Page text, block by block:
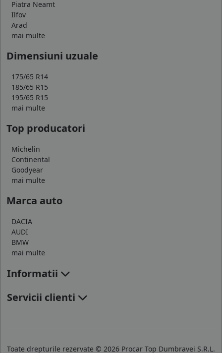
Piatra Neamt
Ilfov
Arad
mai multe
Dimensiuni uzuale
175/65 R14
185/65 R15
195/65 R15
mai multe
Top producatori
Michelin
Continental
Goodyear
mai multe
Marca auto
DACIA
AUDI
BMW
mai multe
Informatii
Servicii clienti
Toate drepturile rezervate © 2026 Procar Top Dumbravei S.R.L.